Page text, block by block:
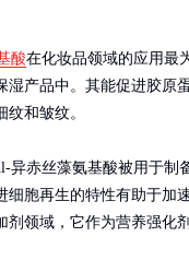
酸在化妆品领域的应用最
湿产品中。其能促进胶原
纹和皱纹。
异赤丝藻氨基酸被用于制
细胞再生的特性有助于加
剂领域，它作为营养强化